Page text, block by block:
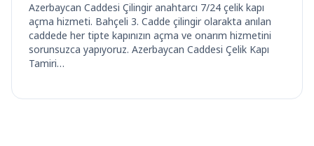
Azerbaycan Caddesi Çilingir anahtarcı 7/24 çelik kapı
açma hizmeti. Bahçeli 3. Cadde çilingir olarakta anılan
caddede her tipte kapınızın açma ve onarım hizmetini
sorunsuzca yapıyoruz. Azerbaycan Caddesi Çelik Kapı
Tamiri…